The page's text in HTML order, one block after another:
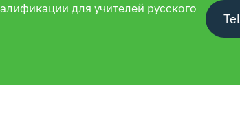
для учителей русского